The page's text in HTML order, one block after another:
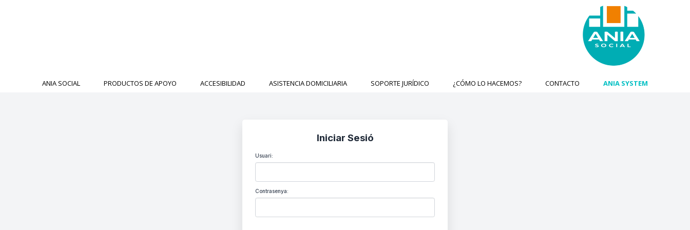
ANIA SOCIAL PRODUCTOS DE APOYO ACCESIBILIDAD ASISTENCIA DOMICILIARIA SOPORTE JURÍDICO ¿CÓMO LO HACEMOS? CONTACTO ANIA SYSTEM
Iniciar Sesió
Usuari:
Contrasenya: